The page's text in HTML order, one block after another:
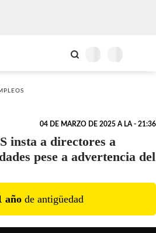
04 DE MARZO DE 2025 A LA - 21:36
insta a directores a
pese a advertencia del
año de antigüedad